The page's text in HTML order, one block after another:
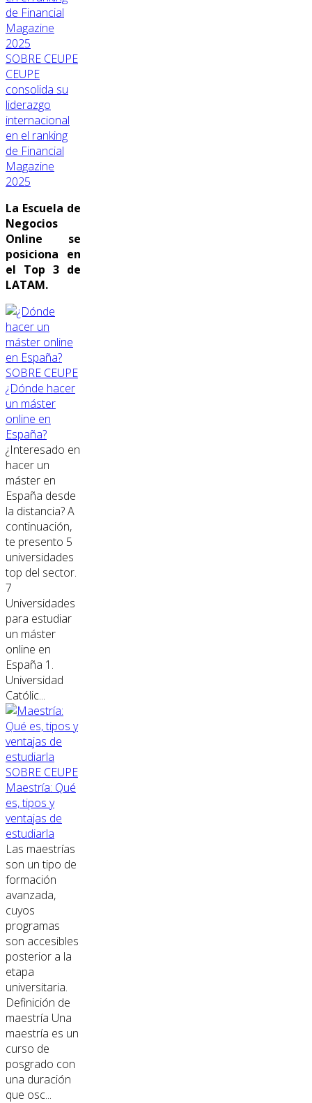
SOBRE CEUPE
CEUPE
consolida su
liderazgo
internacional
en el ranking
de Financial
Magazine
2025
La Escuela de
Negocios
Online se
posiciona en
el Top 3 de
LATAM.
SOBRE CEUPE
¿Dónde hacer
un máster
online en
España?
¿Interesado en
hacer un
máster en
España desde
la distancia? A
continuación,
te presento 5
universidades
top del sector.
7
Universidades
para estudiar
un máster
online en
España 1.
Universidad
Católic...
SOBRE CEUPE
Maestría: Qué
es, tipos y
ventajas de
estudiarla
Las maestrías
son un tipo de
formación
avanzada,
cuyos
programas
son accesibles
posterior a la
etapa
universitaria.
Definición de
maestría Una
maestría es un
curso de
posgrado con
una duración
que osc...